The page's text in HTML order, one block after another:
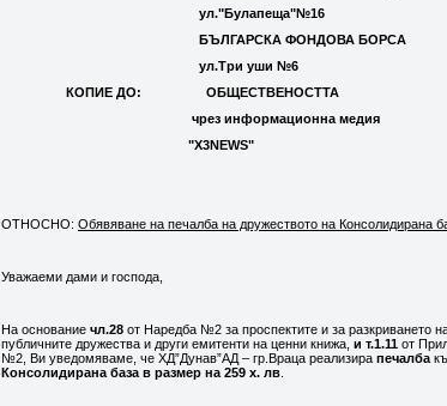
ул."Булапеща"№16
БЪЛГАРСКА ФОНДОВА БОРСА
ул.Три уши №6
КОПИЕ ДО: ОБЩЕСТВЕНОСТТА
чрез информационна медия
"X3NEWS"
ОТНОСНО: Обявяване на печалба на дружеството на Консолидирана
Уважаеми дами и господа,
На основание чл.28 от Наредба №2 за проспектите и за разкриването
публичните дружества и други емитенти на ценни книжа, и т.1.11 от
№2, Ви уведомяваме, че ХД”Дунав”АД – гр.Враца реализира печалба
Консолидирана база в размер на 259 х. лв